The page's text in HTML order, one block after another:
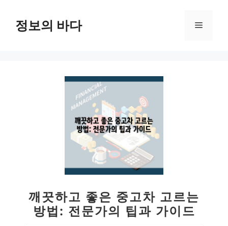
정보의 바다 메
깨끗하고 좋은 중고차 고르는
방법: 전문가의 팁과 가이드